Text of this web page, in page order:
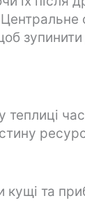
зупинити
теплиці
та